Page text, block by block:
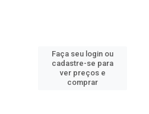
Faça seu login ou
cadastre-se para
ver preços e
comprar